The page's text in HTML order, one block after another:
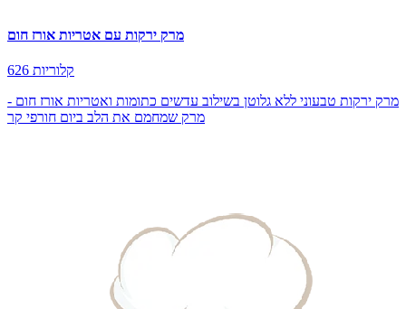
מרק ירקות עם אטריות אורז חום
626 קלוריות
מרק ירקות טבעוני ללא גלוטן בשילוב עדשים כתומות ואטריות אורז חום -
מרק שמחמם את הלב ביום חורפי קר